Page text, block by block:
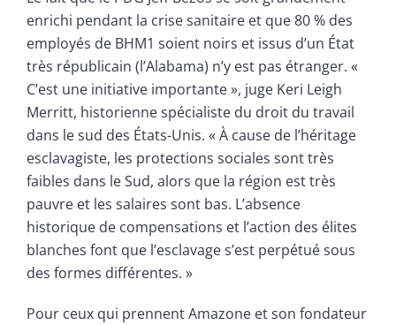
enrichi pendant la crise sanitaire et que 80 % des
employés de BHM1 soient noirs et issus d’un État
très républicain (l’Alabama) n’y est pas étranger. «
C’est une initiative importante », juge Keri Leigh
Merritt, historienne spécialiste du droit du travail
dans le sud des États-Unis. « À cause de l’héritage
esclavagiste, les protections sociales sont très
faibles dans le Sud, alors que la région est très
pauvre et les salaires sont bas. L’absence
historique de compensations et l’action des élites
blanches font que l’esclavage s’est perpétué sous
des formes différentes. »
Pour ceux qui prennent Amazone et son fondateur